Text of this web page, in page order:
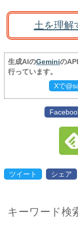
土を理解
生成AIのGeminiの
行っています。
Xで
ツイート シェア
キーワード検